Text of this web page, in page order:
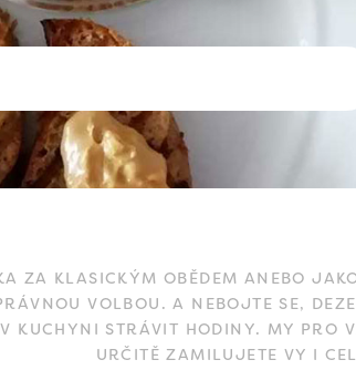
ZA KLASICKÝM OBĚDEM ANEBO
VOLBOU. A NEBOJTE SE,
KUCHYNI STRÁVIT HODINY. MY PRO
URČITĚ ZAMILUJETE VY I